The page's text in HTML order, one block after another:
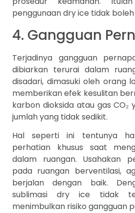
penggunaan dry ice tidak
4. Gangguan
Terjadinya gangguan
dibiarkan terurai dalam
disadari, dimasuki oleh orang
memberikan efek kesulitan
karbon dioksida atau gas CO₂
jumlah yang tidak sedikit.
Hal seperti ini tentunya
perhatian khusus saat
dalam ruangan. Usahakan
pada ruangan berventilasi,
berjalan dengan baik.
sublimasi dry ice tidak
menimbulkan risiko gangguan